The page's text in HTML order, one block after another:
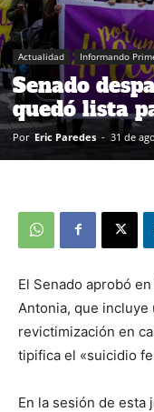
Actualidad Informando
Senado
quedó lista
Por Eric Paredes - 31 de
El Senado aprobó
Antonia, que incluye
revictimización en
tipifica el «suicidio
En la sesión de esta